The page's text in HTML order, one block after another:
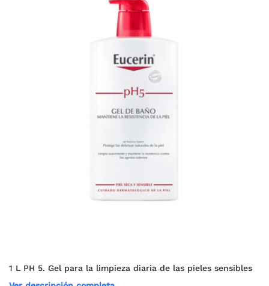
1 L PH 5. Gel para la limpieza diaria de las pieles sensibles